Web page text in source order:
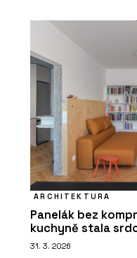
ARCHITEKTURA
Panelák bez
kuchyně stala
31. 3. 2026